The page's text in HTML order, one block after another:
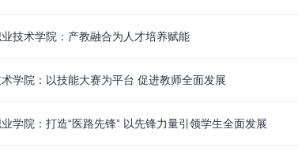
技术学院：产教融合为人才培养赋能
学院：以技能大赛为平台 促进教师全面发展
学院：打造“医路先锋” 以先锋力量引领学生全面发展